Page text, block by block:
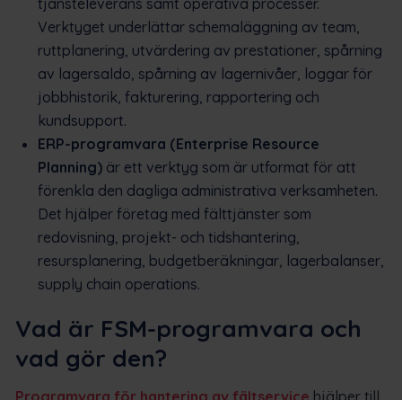
Verktyget underlättar schemaläggning av team,
ruttplanering, utvärdering av prestationer, spårning
av lagersaldo, spårning av lagernivåer, loggar för
jobbhistorik, fakturering, rapportering och
kundsupport.
ERP-programvara (Enterprise Resource
Planning) är ett verktyg som är utformat för att
förenkla den dagliga administrativa verksamheten.
Det hjälper företag med fälttjänster som
redovisning, projekt- och tidshantering,
resursplanering, budgetberäkningar, lagerbalanser,
supply chain operations.
Vad är FSM-programvara och
vad gör den?
Programvara för hantering av fältservice hjälper till